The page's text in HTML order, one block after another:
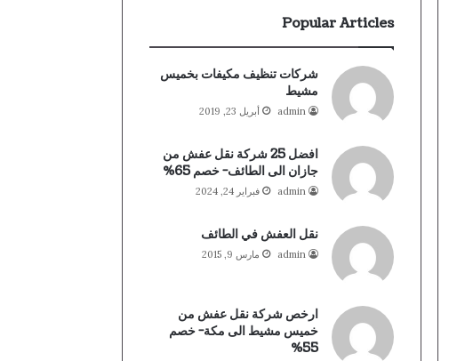
Popular Articles
شركات تنظيف مكيفات بخميس
مشيط
admin أبريل 23, 2019
افضل 25 شركة نقل عفش من
جازان الى الطائف- خصم 65%
admin فبراير 24, 2024
نقل العفش في الطائف
admin مارس 9, 2015
ارخص شركة نقل عفش من
خميس مشيط الى مكة- خصم
55%